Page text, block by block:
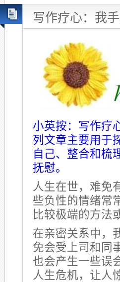
写作疗心：我
小英按：写作疗
列文章主要用于
自己、整合和梳
抚慰。
人生在世，难免
些负性的情绪常
比较极端的方法
在亲密关系中，
免会受上司和同
也会产生一些误
人生危机，让人